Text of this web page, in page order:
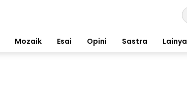
Mozaik Esai Opini Sastra Lainya